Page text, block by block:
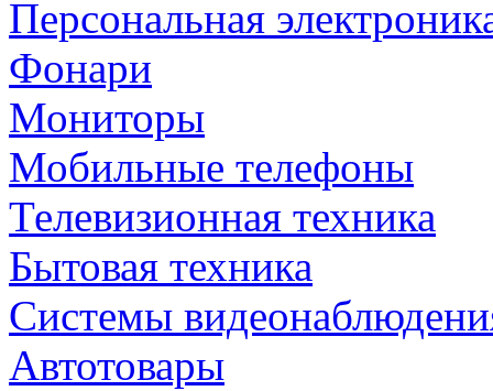
Персональная
Фонари
Мониторы
Мобильные телефоны
Телевизионная техника
Бытовая техника
Cистемы
Автотовары